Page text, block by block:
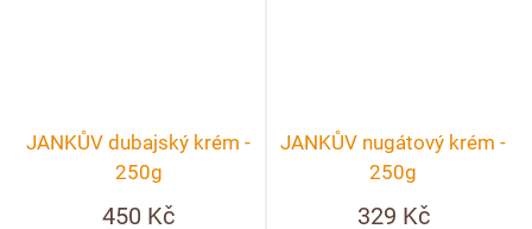
JANKŮV dubajský krém -
250g
450 Kč
JANKŮV nugátový krém -
250g
329 Kč